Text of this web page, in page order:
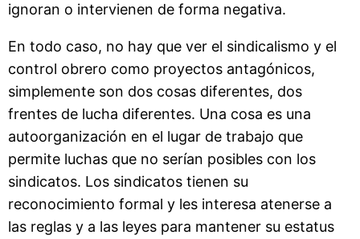
ignoran o intervienen de forma negativa.
En todo caso, no hay que ver el sindicalismo y el
control obrero como proyectos antagónicos,
simplemente son dos cosas diferentes, dos
frentes de lucha diferentes. Una cosa es una
autoorganización en el lugar de trabajo que
permite luchas que no serían posibles con los
sindicatos. Los sindicatos tienen su
reconocimiento formal y les interesa atenerse a
las reglas y a las leyes para mantener su estatus